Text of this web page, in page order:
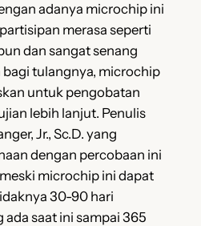
adanya microchip ini
merasa seperti
dan sangat senang
tulangnya, microchip
untuk pengobatan
lebih lanjut. Penulis
Jr., Sc.D. yang
dengan percobaan ini
microchip ini dapat
30-90 hari
ada saat ini sampai 365